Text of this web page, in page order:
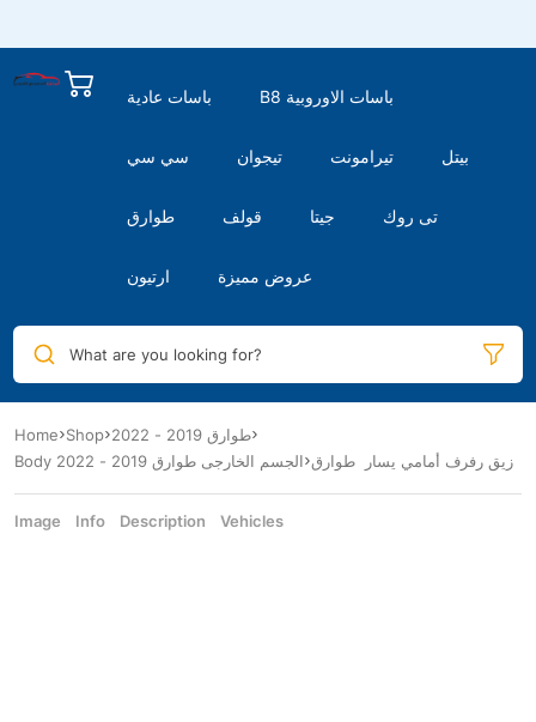
باسات عادية B8 باسات الاوروبية
سي سي تيجوان تيرامونت بيتل
طوارق قولف جيتا تى روك
ارتيون عروض مميزة
What are you looking for?
Home Shop
طوارق 2019 - 2022
Body الجسم الخارجى طوارق 2019 - 2022 زيق رفرف أمامي يسار طوارق
Image Info Description Vehicles